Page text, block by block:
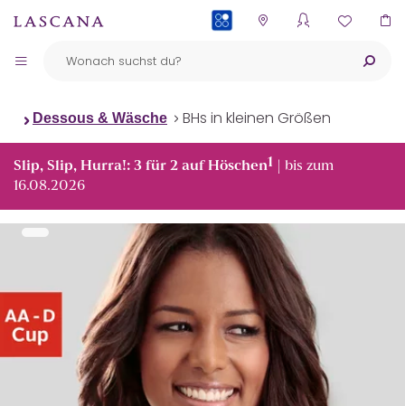
Dessous & Wäsche BHs in kleinen Größen
Slip, Slip, Hurra!: 3 für 2 auf Höschen1 | bis zum
16.08.2026